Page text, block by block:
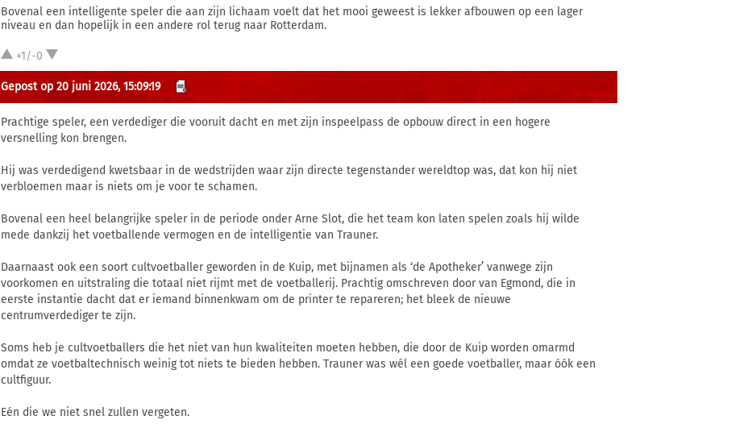
Bovenal een intelligente speler die aan zijn lichaam voelt dat het mooi geweest is lekker afbouwen op een lager
niveau en dan hopelijk in een andere rol terug naar Rotterdam.
+1/-0
Gepost op 20 juni 2026, 15:09:19
Prachtige speler, een verdediger die vooruit dacht en met zijn inspeelpass de opbouw direct in een hogere
versnelling kon brengen.
Hij was verdedigend kwetsbaar in de wedstrijden waar zijn directe tegenstander wereldtop was, dat kon hij niet
verbloemen maar is niets om je voor te schamen.
Bovenal een heel belangrijke speler in de periode onder Arne Slot, die het team kon laten spelen zoals hij wilde
mede dankzij het voetballende vermogen en de intelligentie van Trauner.
Daarnaast ook een soort cultvoetballer geworden in de Kuip, met bijnamen als ‘de Apotheker’ vanwege zijn
voorkomen en uitstraling die totaal niet rijmt met de voetballerij. Prachtig omschreven door van Egmond, die in
eerste instantie dacht dat er iemand binnenkwam om de printer te repareren; het bleek de nieuwe
centrumverdediger te zijn.
Soms heb je cultvoetballers die het niet van hun kwaliteiten moeten hebben, die door de Kuip worden omarmd
omdat ze voetbaltechnisch weinig tot niets te bieden hebben. Trauner was wél een goede voetballer, maar óók een
cultfiguur.
Eén die we niet snel zullen vergeten.